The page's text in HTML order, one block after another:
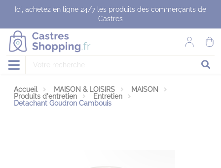
Ici, achetez en ligne 24/7 les produits des commerçants de
Castres
Accueil MAISON & LOISIRS
MAISON
Produits d'entretien
Entretien
Detachant Goudron Cambouis
Panneau de gestion des cookies